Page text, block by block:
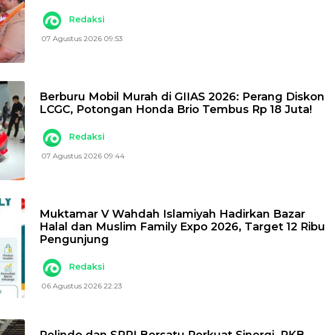
Redaksi
07 Agustus 2026 09:53
Berburu Mobil Murah di GIIAS 2026: Perang Diskon
LCGC, Potongan Honda Brio Tembus Rp 18 Juta!
Redaksi
07 Agustus 2026 09:44
Muktamar V Wahdah Islamiyah Hadirkan Bazar
Halal dan Muslim Family Expo 2026, Target 12 Ribu
Pengunjung
Redaksi
06 Agustus 2026 22:23